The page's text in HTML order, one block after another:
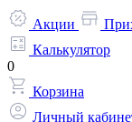
Акции
Калькулятор
0
Корзина
Личный